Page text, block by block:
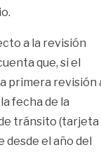
a la revisión
que, si el
primera revisión
fecha de la
tránsito (tarjeta
desde el año del